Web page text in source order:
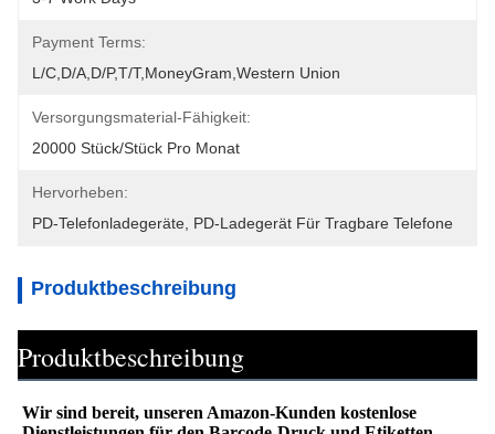
Payment Terms:
L/C,D/A,D/P,T/T,MoneyGram,Western Union
Versorgungsmaterial-Fähigkeit:
20000 Stück/Stück Pro Monat
Hervorheben:
PD-Telefonladegeräte PD-Ladegerät Für Tragbare Telefone
Produktbeschreibung
Produktbeschreibung
Wir sind bereit, unseren Amazon-Kunden kostenlose